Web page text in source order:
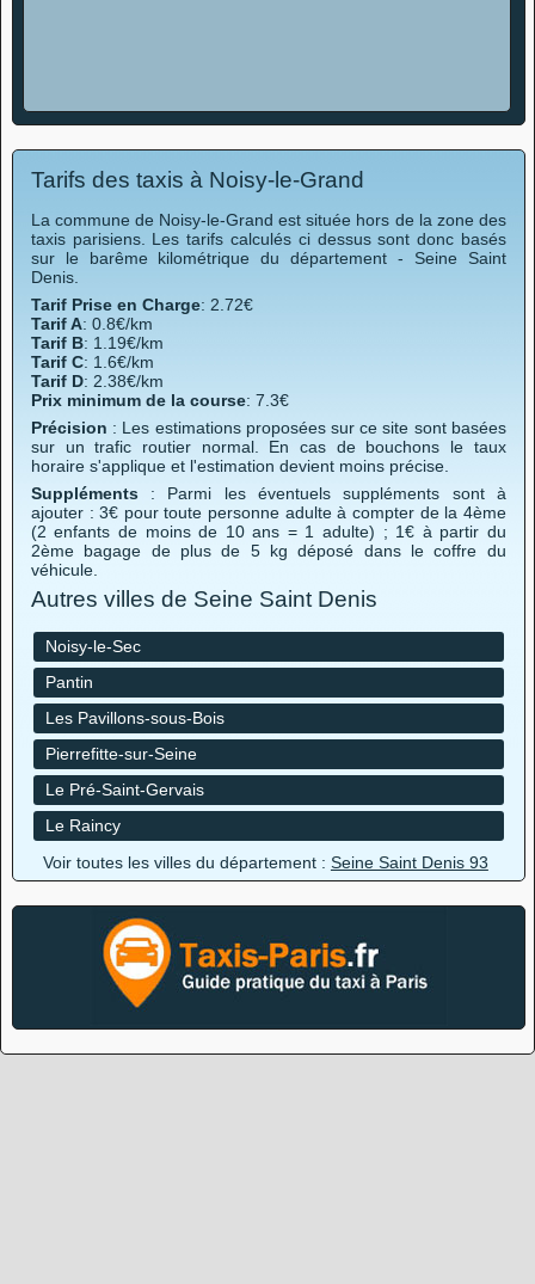
Tarifs des taxis à Noisy-le-Grand
La commune de Noisy-le-Grand est située hors de la zone des
taxis parisiens. Les tarifs calculés ci dessus sont donc basés
sur le barême kilométrique du département - Seine Saint
Denis.
Tarif Prise en Charge: 2.72€
Tarif A: 0.8€/km
Tarif B: 1.19€/km
Tarif C: 1.6€/km
Tarif D: 2.38€/km
Prix minimum de la course: 7.3€
Précision : Les estimations proposées sur ce site sont basées
sur un trafic routier normal. En cas de bouchons le taux
horaire s'applique et l'estimation devient moins précise.
Suppléments : Parmi les éventuels suppléments sont à
ajouter : 3€ pour toute personne adulte à compter de la 4ème
(2 enfants de moins de 10 ans = 1 adulte) ; 1€ à partir du
2ème bagage de plus de 5 kg déposé dans le coffre du
véhicule.
Autres villes de Seine Saint Denis
Noisy-le-Sec
Pantin
Les Pavillons-sous-Bois
Pierrefitte-sur-Seine
Le Pré-Saint-Gervais
Le Raincy
Voir toutes les villes du département : Seine Saint Denis 93